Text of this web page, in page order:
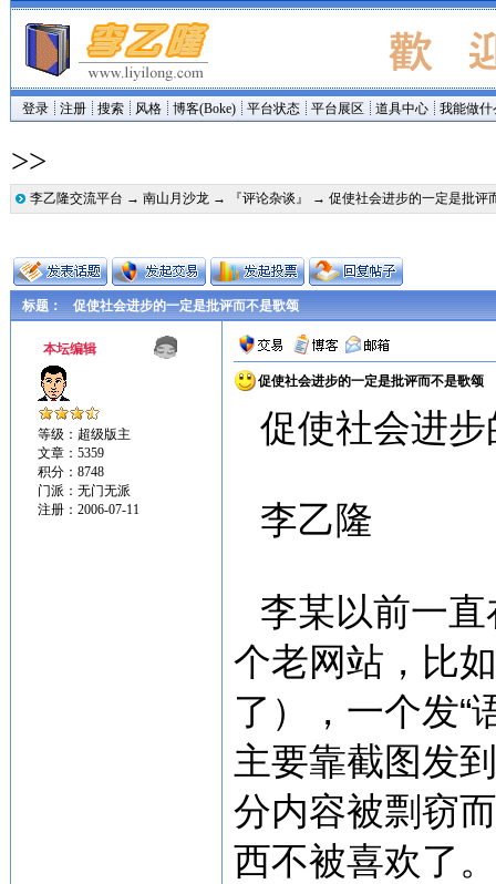
登录 注册 搜索 风格 博客(Boke) 平台状态 平台展区 道具中心 我能做什
>>
李乙隆交流平台 → 南山月沙龙→ 『评论杂谈』 → 促使社会进步的一定是批评
标题： 促使社会进步的一定是批评而不是歌颂
本坛编辑
等级：超级版主
文章：5359
积分：8748
门派：无门无派
注册：2006-07-11
促使社会进步的一定是批评而不是歌颂
促使社会进
李乙隆
李某以前一
个老网站，比
了），一个发“
主要靠截图发
分内容被剽窃
西不被喜欢了